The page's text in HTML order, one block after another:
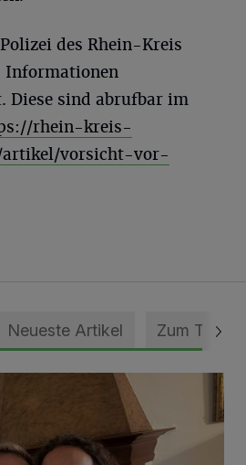
des Rhein-Kreis
Informationen
Diese sind abrufbar im
rhein-kreis-
artikel/vorsicht-vor-
Neueste Artikel Zum Thema
Tage 1 Song